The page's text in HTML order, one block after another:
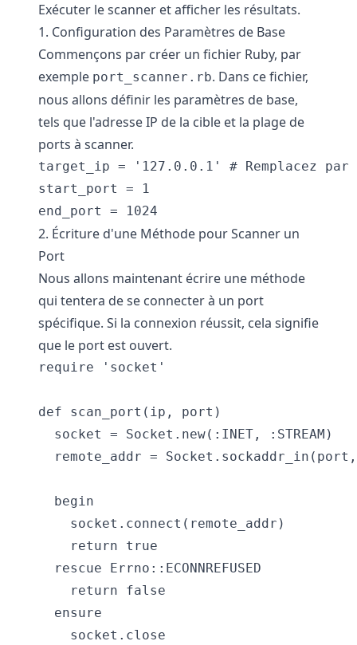
Exécuter le scanner et afficher les résultats.
1. Configuration des Paramètres de Base
Commençons par créer un fichier Ruby, par
exemple port_scanner.rb. Dans ce fichier,
nous allons définir les paramètres de base,
tels que l'adresse IP de la cible et la plage de
ports à scanner.
target_ip = '127.0.0.1' # Remplacez
start_port = 1
end_port = 1024
2. Écriture d'une Méthode pour Scanner un
Port
Nous allons maintenant écrire une méthode
qui tentera de se connecter à un port
spécifique. Si la connexion réussit, cela signifie
que le port est ouvert.
require 'socket'
def scan_port(ip, port)
  socket = Socket.new(:INET, :STREAM)
remote_addr =
  begin
    socket.connect(remote_addr)
    return true
  rescue Errno::ECONNREFUSED
    return false
  ensure
    socket.close